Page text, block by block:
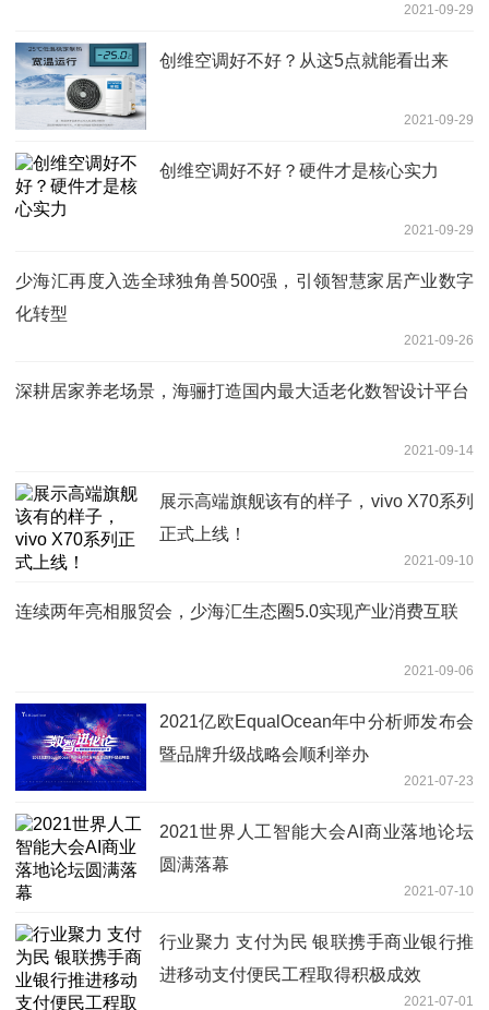
2021-09-29
创维空调好不好？从这5点就能看出来
2021-09-29
创维空调好不好？硬件才是核心实力
2021-09-29
少海汇再度入选全球独角兽500强，引领智慧家居产业数字
化转型
2021-09-26
深耕居家养老场景，海骊打造国内最大适老化数智设计平台
2021-09-14
展示高端旗舰该有的样子，vivo X70系列
正式上线！
2021-09-10
连续两年亮相服贸会，少海汇生态圈5.0实现产业消费互联
2021-09-06
2021亿欧EqualOcean年中分析师发布会
暨品牌升级战略会顺利举办
2021-07-23
2021世界人工智能大会AI商业落地论坛
圆满落幕
2021-07-10
行业聚力 支付为民 银联携手商业银行推
进移动支付便民工程取得积极成效
2021-07-01